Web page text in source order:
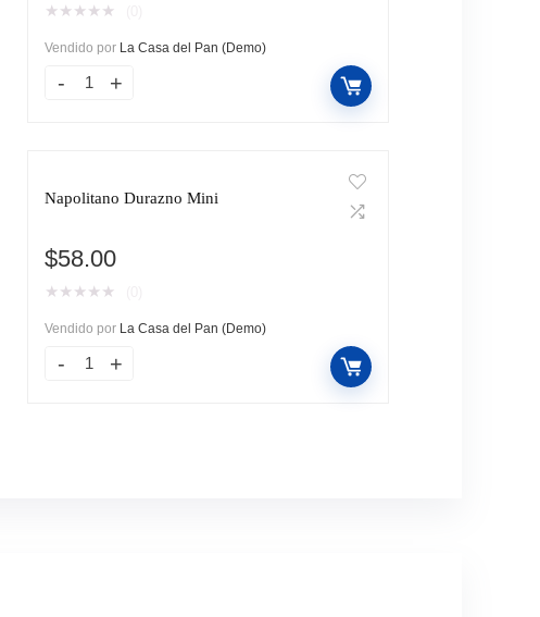
★ ★ ★ ★ ★
Vendido por La Casa del Pan (Demo)
Napolitano Durazno Mini
$58.00
★ ★ ★ ★ ★
Vendido por La Casa del Pan (Demo)